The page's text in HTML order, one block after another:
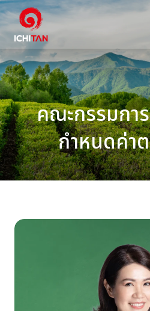
ค้นหาในเว็บไซต์
หน้าหลัก
เกี่ยวกับเรา
ธุรกิจของเรา
ผลิตภัณฑ์และแบรนด์
ข่าวสารและสื่อประชาสัมพันธ์
คณะกรรมกา
กำหนดค่า